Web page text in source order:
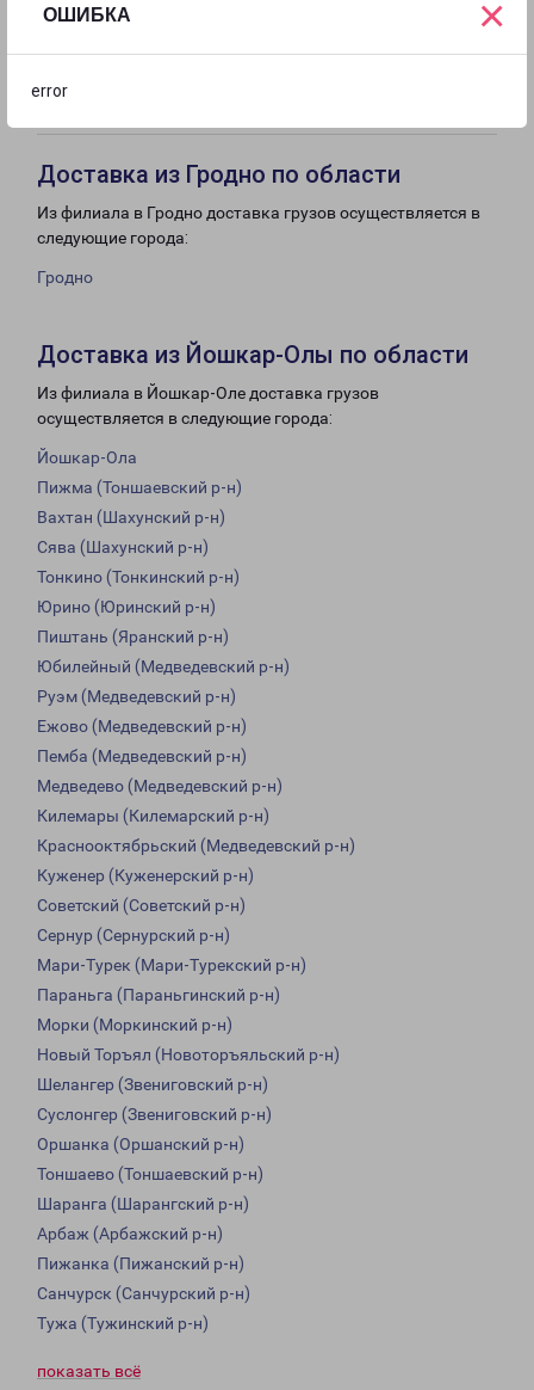
ОШИБКА
error
×
с 09:00 до
18:00
с 10:00 до
Выходной
Доставка из Гродно по области
Из филиала в Гродно доставка грузов осуществляется в
следующие города:
Гродно
Доставка из Йошкар-Олы по области
Из филиала в Йошкар-Оле доставка грузов
осуществляется в следующие города:
Йошкар-Ола
Пижма (Тоншаевский р-н)
Вахтан (Шахунский р-н)
Сява (Шахунский р-н)
Тонкино (Тонкинский р-н)
Юрино (Юринский р-н)
Пиштань (Яранский р-н)
Юбилейный (Медведевский р-н)
Руэм (Медведевский р-н)
Ежово (Медведевский р-н)
Пемба (Медведевский р-н)
Медведево (Медведевский р-н)
Килемары (Килемарский р-н)
Краснооктябрьский (Медведевский р-н)
Куженер (Куженерский р-н)
Советский (Советский р-н)
Сернур (Сернурский р-н)
Мари-Турек (Мари-Турекский р-н)
Параньга (Параньгинский р-н)
Морки (Моркинский р-н)
Новый Торъял (Новоторъяльский р-н)
Шелангер (Звениговский р-н)
Суслонгер (Звениговский р-н)
Оршанка (Оршанский р-н)
Тоншаево (Тоншаевский р-н)
Шаранга (Шарангский р-н)
Арбаж (Арбажский р-н)
Пижанка (Пижанский р-н)
Санчурск (Санчурский р-н)
Тужа (Тужинский р-н)
показать всё